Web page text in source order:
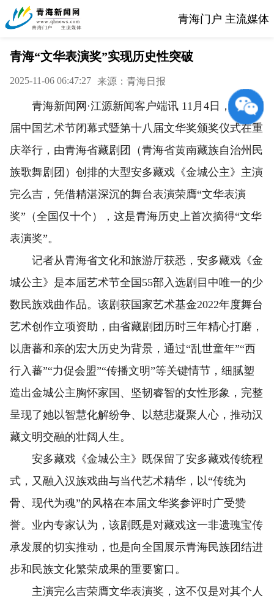
青海门户 主流媒体
青海“文华表演奖”实现历史性突破
2025-11-06 06:47:27 来源：青海日报
青海新闻网·江源新闻客户端讯 11月4日，第十四
届中国艺术节闭幕式暨第十八届文华奖颁奖仪式在重
庆举行，由青海省藏剧团（青海省黄南藏族自治州民
族歌舞剧团）创排的大型安多藏戏《金城公主》主演
完么吉，凭借精湛深沉的舞台表演荣膺“文华表演
奖”（全国仅十个），这是青海历史上首次摘得“文华
表演奖”。
记者从青海省文化和旅游厅获悉，安多藏戏《金
城公主》是本届艺术节全国55部入选剧目中唯一的少
数民族戏曲作品。该剧获国家艺术基金2022年度舞台
艺术创作立项资助，由省藏剧团历时三年精心打磨，
以唐蕃和亲的宏大历史为背景，通过“乱世童年”“西
行入蕃”“力促会盟”“传播文明”等关键情节，细腻塑
造出金城公主胸怀家国、坚韧睿智的女性形象，完整
呈现了她以智慧化解纷争、以慈悲凝聚人心，推动汉
藏文明交融的壮阔人生。
安多藏戏《金城公主》既保留了安多藏戏传统程
式，又融入汉族戏曲与当代艺术精华，以“传统为
骨、现代为魂”的风格在本届文华奖参评时广受赞
誉。业内专家认为，该剧既是对藏戏这一非遗瑰宝传
承发展的切实推动，也是向全国展示青海民族团结进
步和民族文化繁荣成果的重要窗口。
主演完么吉荣膺文华表演奖，这不仅是对其个人